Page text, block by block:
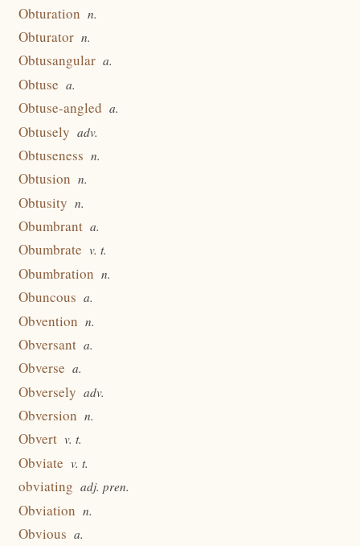
Obturation n.
Obturator n.
Obtusangular a.
Obtuse a.
Obtuse-angled a.
Obtusely adv.
Obtuseness n.
Obtusion n.
Obtusity n.
Obumbrant a.
Obumbrate v. t.
Obumbration n.
Obuncous a.
Obvention n.
Obversant a.
Obverse a.
Obversely adv.
Obversion n.
Obvert v. t.
Obviate v. t.
obviating adj. pren.
Obviation n.
Obvious a.